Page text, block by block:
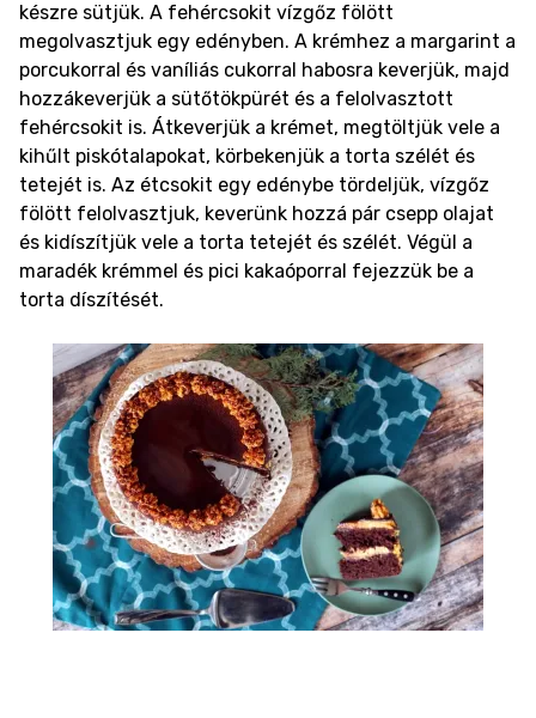
készre sütjük. A fehércsokit vízgőz fölött
megolvasztjuk egy edényben. A krémhez a margarint a
porcukorral és vaníliás cukorral habosra keverjük, majd
hozzákeverjük a sütőtökpürét és a felolvasztott
fehércsokit is. Átkeverjük a krémet, megtöltjük vele a
kihűlt piskótalapokat, körbekenjük a torta szélét és
tetejét is. Az étcsokit egy edénybe tördeljük, vízgőz
fölött felolvasztjuk, keverünk hozzá pár csepp olajat
és kidíszítjük vele a torta tetejét és szélét. Végül a
maradék krémmel és pici kakaóporral fejezzük be a
torta díszítését.